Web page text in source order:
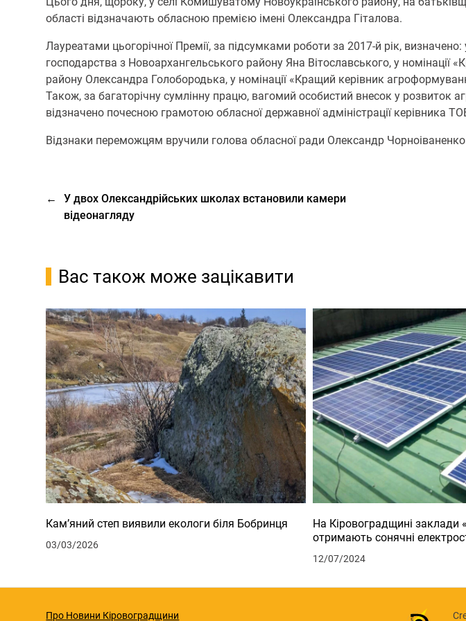
області відзначають обласною премією імені Олександра Гіталова.
Лауреатами цьогорічної Премії, за підсумками роботи за 2017-й рік,
господарства з Новоархангельського району Яна Вітославського, у
району Олександра Голобородька, у номінації «Кращий керівник
Також, за багаторічну сумлінну працю, вагомий особистий внесок у розвиток
відзначено почесною грамотою обласної державної адміністрації керівника
Відзнаки переможцям вручили голова обласної ради Олександр
←
У двох Олександрійських школах встановили камери
відеонагляду
Вас також може зацікавити
Кам’яний степ виявили екологи біля Бобринця
03/03/2026
На Кіровоградщині заклади
отримають сонячні
12/07/2024
Про Новини Кіровоградщини